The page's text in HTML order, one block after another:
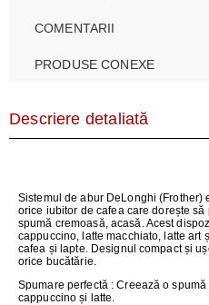
COMENTARII
PRODUSE CONEXE
Descriere detaliată
Sistemul de abur DeLonghi (Frother)
orice iubitor de cafea care dorește
spumă cremoasă, acasă. Acest
cappuccino, latte macchiato, latte art
cafea și lapte. Designul compact și
orice bucătărie.
Spumare perfectă: Creează o spumă
cappuccino și latte.